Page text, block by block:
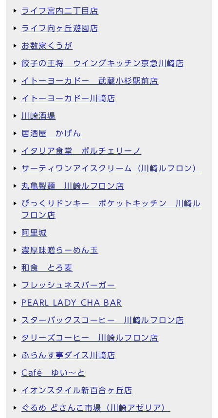
ライフ宮内二丁目店
ライフ向ヶ丘遊園店
お数家くうが
餃子の王将 ウイングキッチン京急川崎店
イトーヨーカドー 武蔵小杉駅前店
イトーヨーカドー川崎店
川崎酒場
居酒屋 かげん
イタリア食堂 ポルチェリーノ
サーティワンアイスクリーム（川崎ルフロン）
丸亀製麺 川崎ルフロン店
びっくりドンキー ポケットキッチン 川崎ル
フロン店
阿里城
濃厚味噌らーめん玉
和食 とろ麦
フレッシュネスバーガー
PEARL LADY CHA BAR
スターバックスコーヒー 川崎ルフロン店
タリーズコーヒー 川崎ルフロン店
ふらんす亭ダイス川崎店
Café ゆい～と
イオンスタイル新百合ヶ丘店
ぐるめ どさんこ市場（川崎アゼリア）